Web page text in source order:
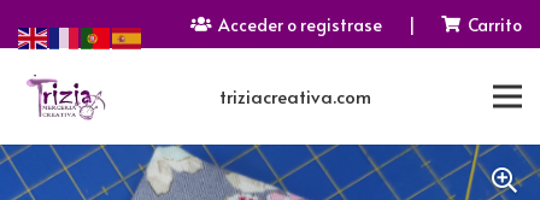
Acceder o registrase | Carrito
triziacreativa.com